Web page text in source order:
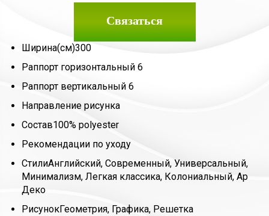
Связаться
Ширина(см)300
Раппорт горизонтальный 6
Раппорт вертикальный 6
Направление рисунка
Состав100% polyester
Рекомендации по уходу
СтилиАнглийский, Современный, Универсальный,
Минимализм, Легкая классика, Колониальный, Ар
Деко
РисунокГеометрия, Графика, Решетка